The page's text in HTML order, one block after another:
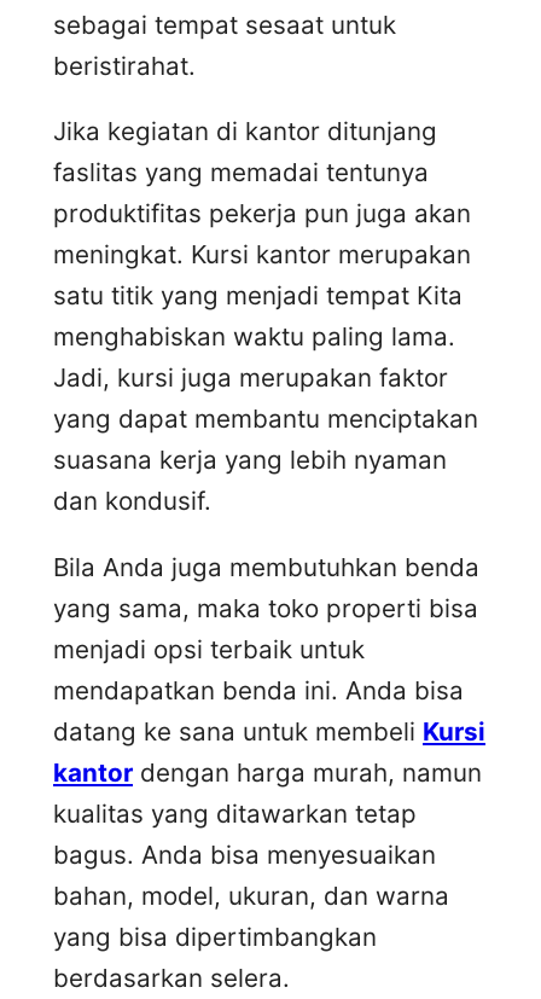
sebagai tempat sesaat untuk
beristirahat.
Jika kegiatan di kantor ditunjang
faslitas yang memadai tentunya
produktifitas pekerja pun juga akan
meningkat. Kursi kantor merupakan
satu titik yang menjadi tempat Kita
menghabiskan waktu paling lama.
Jadi, kursi juga merupakan faktor
yang dapat membantu menciptakan
suasana kerja yang lebih nyaman
dan kondusif.
Bila Anda juga membutuhkan benda
yang sama, maka toko properti bisa
menjadi opsi terbaik untuk
mendapatkan benda ini. Anda bisa
datang ke sana untuk membeli Kursi
kantor dengan harga murah, namun
kualitas yang ditawarkan tetap
bagus. Anda bisa menyesuaikan
bahan, model, ukuran, dan warna
yang bisa dipertimbangkan
berdasarkan selera.